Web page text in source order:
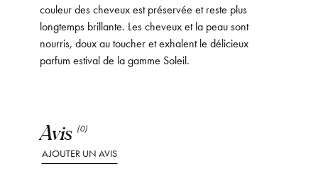
Avis (0)
AJOUTER UN AVIS
couleur des cheveux est préservée et reste plus
longtemps brillante. Les cheveux et la peau sont
nourris, doux au toucher et exhalent le délicieux
parfum estival de la gamme Soleil.